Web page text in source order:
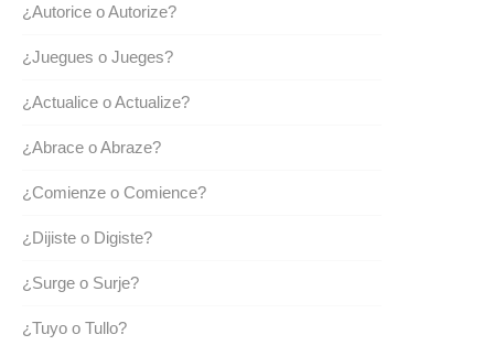
¿Autorice o Autorize?
¿Juegues o Jueges?
¿Actualice o Actualize?
¿Abrace o Abraze?
¿Comienze o Comience?
¿Dijiste o Digiste?
¿Surge o Surje?
¿Tuyo o Tullo?